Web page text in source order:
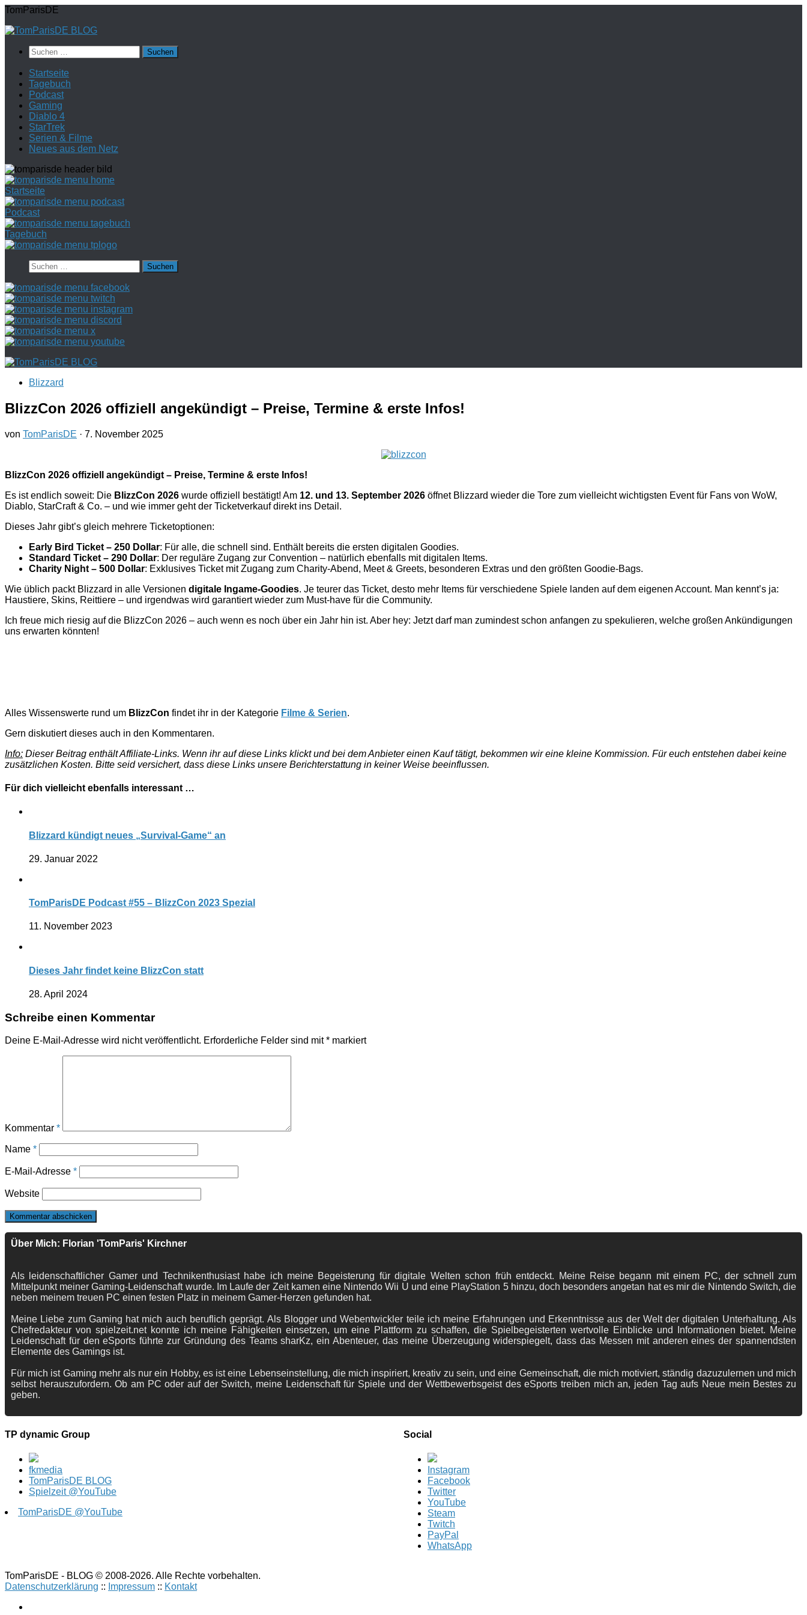
Zum
springen
TomParisDE
Suchen
nach:
Startseite
Tagebuch
Podcast
Gaming
Diablo 4
StarTrek
Serien & Filme
Neues aus dem Netz
Startseite
Podcast
Tagebuch
Suchen
nach:
Blizzard
BlizzCon 2026 offiziell angekündigt – Preise, Termine & erste Infos!
von TomParisDE · 7. November 2025
BlizzCon 2026 offiziell angekündigt – Preise, Termine & erste Infos!
Es ist endlich soweit: Die BlizzCon 2026 wurde offiziell bestätigt! Am 12. und 13. September 2026 öffnet Blizzard wieder die Tore zum vielleicht wichtigsten Event für Fans von WoW,
Diablo, StarCraft & Co. – und wie immer geht der Ticketverkauf direkt ins Detail.
Dieses Jahr gibt’s gleich mehrere Ticketoptionen:
Early Bird Ticket – 250 Dollar: Für alle, die schnell sind. Enthält bereits die ersten digitalen Goodies.
Standard Ticket – 290 Dollar: Der reguläre Zugang zur Convention – natürlich ebenfalls mit digitalen Items.
Charity Night – 500 Dollar: Exklusives Ticket mit Zugang zum Charity-Abend, Meet & Greets, besonderen Extras und den größten Goodie-Bags.
Wie üblich packt Blizzard in alle Versionen digitale Ingame-Goodies. Je teurer das Ticket, desto mehr Items für verschiedene Spiele landen auf dem eigenen Account. Man kennt’s ja:
Haustiere, Skins, Reittiere – und irgendwas wird garantiert wieder zum Must-have für die Community.
Ich freue mich riesig auf die BlizzCon 2026 – auch wenn es noch über ein Jahr hin ist. Aber hey: Jetzt darf man zumindest schon anfangen zu spekulieren, welche großen Ankündigungen
uns erwarten könnten!
Alles Wissenswerte rund um BlizzCon findet ihr in der Kategorie Filme & Serien.
Gern diskutiert dieses auch in den Kommentaren.
Info: Dieser Beitrag enthält Affiliate-Links. Wenn ihr auf diese Links klickt und bei dem Anbieter einen Kauf tätigt, bekommen wir eine kleine Kommission. Für euch entstehen dabei keine
zusätzlichen Kosten. Bitte seid versichert, dass diese Links unsere Berichterstattung in keiner Weise beeinflussen.
Für dich vielleicht ebenfalls interessant …
Blizzard kündigt neues „Survival-Game“ an
29. Januar 2022
TomParisDE Podcast #55 – BlizzCon 2023 Spezial
11. November 2023
Dieses Jahr findet keine BlizzCon statt
28. April 2024
Schreibe einen Kommentar
Deine E-Mail-Adresse wird nicht veröffentlicht. Erforderliche Felder sind mit* markiert
Kommentar *
Name *
E-Mail-Adresse *
Website
Über Mich: Florian 'TomParis' Kirchner
Als leidenschaftlicher Gamer und Technikenthusiast habe ich meine Begeisterung für digitale Welten schon früh entdeckt. Meine Reise begann mit einem PC, der schnell zum
Mittelpunkt meiner Gaming-Leidenschaft wurde. Im Laufe der Zeit kamen eine Nintendo Wii U und eine PlayStation 5 hinzu, doch besonders angetan hat es mir die Nintendo Switch, die
neben meinem treuen PC einen festen Platz in meinem Gamer-Herzen gefunden hat.
Meine Liebe zum Gaming hat mich auch beruflich geprägt. Als Blogger und Webentwickler teile ich meine Erfahrungen und Erkenntnisse aus der Welt der digitalen Unterhaltung. Als
Chefredakteur von spielzeit.net konnte ich meine Fähigkeiten einsetzen, um eine Plattform zu schaffen, die Spielbegeisterten wertvolle Einblicke und Informationen bietet. Meine
Leidenschaft für den eSports führte zur Gründung des Teams sharKz, ein Abenteuer, das meine Überzeugung widerspiegelt, dass das Messen mit anderen eines der spannendsten
Elemente des Gamings ist.
Für mich ist Gaming mehr als nur ein Hobby, es ist eine Lebenseinstellung, die mich inspiriert, kreativ zu sein, und eine Gemeinschaft, die mich motiviert, ständig dazuzulernen und mich
selbst herauszufordern. Ob am PC oder auf der Switch, meine Leidenschaft für Spiele und der Wettbewerbsgeist des eSports treiben mich an, jeden Tag aufs Neue mein Bestes zu
geben.
TP dynamic Group
fkmedia
TomParisDE BLOG
Spielzeit @YouTube
TomParisDE @YouTube
Social
Instagram
Facebook
Twitter
YouTube
Steam
Twitch
PayPal
WhatsApp
TomParisDE - BLOG © 2008-2026. Alle Rechte vorbehalten.
Datenschutzerklärung :: Impressum :: Kontakt